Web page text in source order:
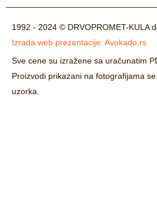
1992 - 2024 © DRVOPROMET-KULA
Izrada web prezentacije: Avokado.rs
Sve cene su izražene sa uračunatim
Proizvodi prikazani na fotografijama
uzorka.